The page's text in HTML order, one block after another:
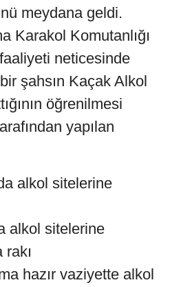
meydana geldi.
Karakol Komutanlığı
neticesinde
şahsın Kaçak Alkol
öğrenilmesi
yapılan
alkol sitelerine
alkol sitelerine
hazır vaziyette alkol